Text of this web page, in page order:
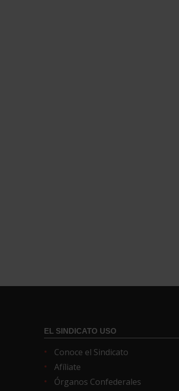
EL SINDICATO USO
Conoce el Sindicato
Afíliate
Órganos Confederales